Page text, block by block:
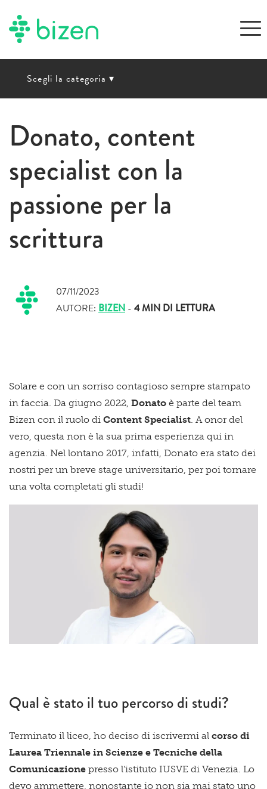
Scegli la categoria ▾
Donato, content
specialist con la
passione per la
scrittura
07/11/2023
AUTORE: BIZEN - 4 MIN DI LETTURA
Solare e con un sorriso contagioso sempre stampato
in faccia. Da giugno 2022, Donato è parte del team
Bizen con il ruolo di Content Specialist . A onor del
vero, questa non è la sua prima esperienza qui in
agenzia. Nel lontano 2017, infatti, Donato era stato dei
nostri per un breve stage universitario, per poi tornare
una volta completati gli studi!
Qual è stato il tuo percorso di studi?
Terminato il liceo, ho deciso di iscrivermi al corso di
Laurea Triennale in Scienze e Tecniche della
Comunicazione presso l'istituto IUSVE di Venezia. Lo
devo ammettere, nonostante io non sia mai stato uno